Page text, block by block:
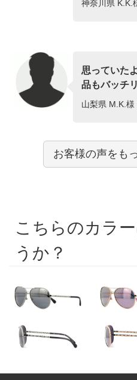
神奈川県 K.K.
思っていた
品もバッチ
山梨県 M.K.
お客様の声をも
こちらのカラ
うか？